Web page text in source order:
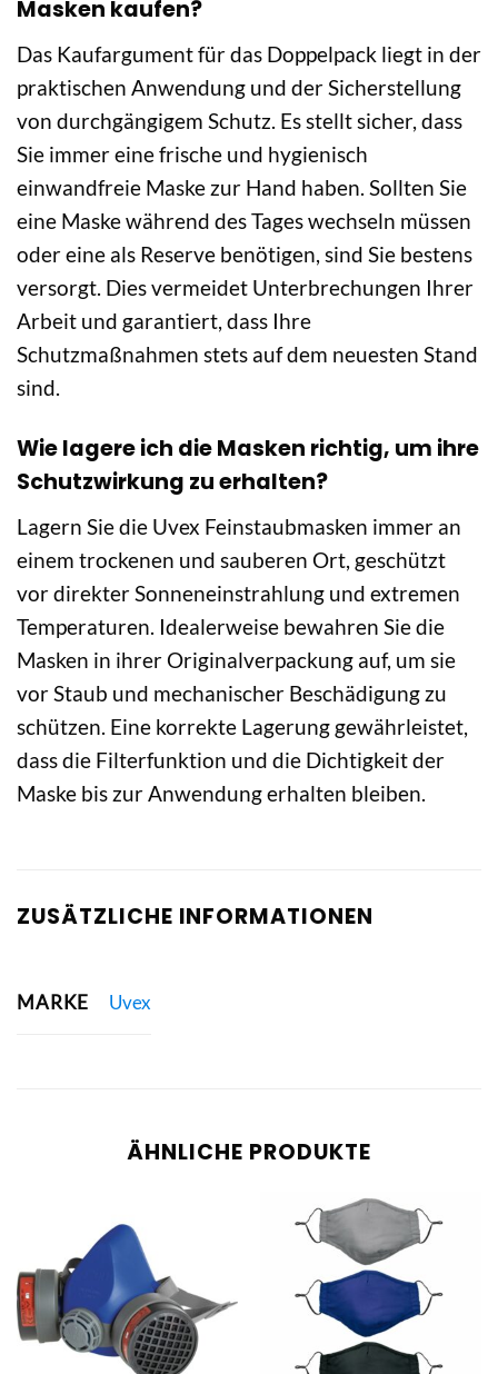
Masken kaufen?
Das Kaufargument für das Doppelpack liegt in der
praktischen Anwendung und der Sicherstellung
von durchgängigem Schutz. Es stellt sicher, dass
Sie immer eine frische und hygienisch
einwandfreie Maske zur Hand haben. Sollten Sie
eine Maske während des Tages wechseln müssen
oder eine als Reserve benötigen, sind Sie bestens
versorgt. Dies vermeidet Unterbrechungen Ihrer
Arbeit und garantiert, dass Ihre
Schutzmaßnahmen stets auf dem neuesten Stand
sind.
Wie lagere ich die Masken richtig, um ihre
Schutzwirkung zu erhalten?
Lagern Sie die Uvex Feinstaubmasken immer an
einem trockenen und sauberen Ort, geschützt
vor direkter Sonneneinstrahlung und extremen
Temperaturen. Idealerweise bewahren Sie die
Masken in ihrer Originalverpackung auf, um sie
vor Staub und mechanischer Beschädigung zu
schützen. Eine korrekte Lagerung gewährleistet,
dass die Filterfunktion und die Dichtigkeit der
Maske bis zur Anwendung erhalten bleiben.
ZUSÄTZLICHE INFORMATIONEN
MARKE Uvex
ÄHNLICHE PRODUKTE